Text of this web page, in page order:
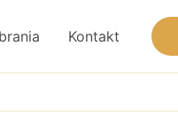
Kontakt